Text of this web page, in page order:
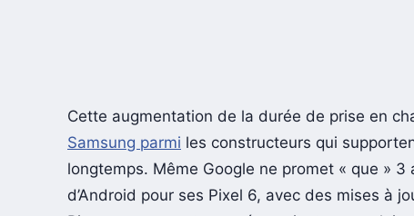
Cette augmentation de la durée de prise en
Samsung parmiles constructeurs qui
longtemps. Même Google ne promet « que » 3